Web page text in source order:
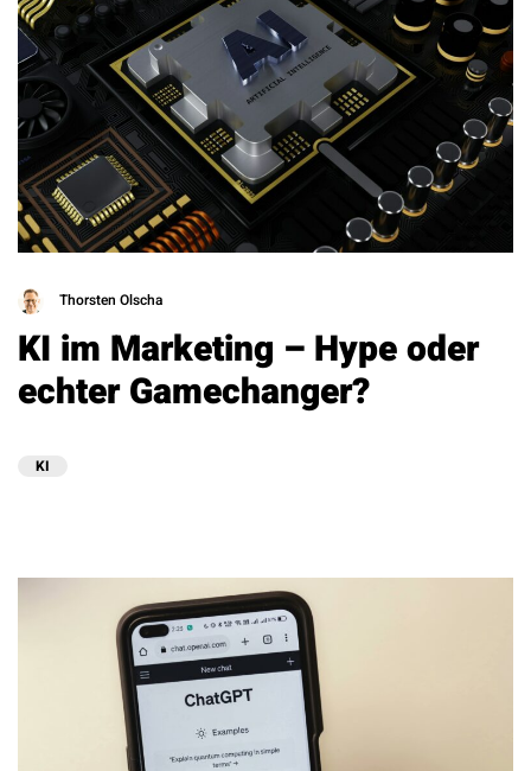
Thorsten Olscha
KI im Marketing – Hype oder
echter Gamechanger?
KI